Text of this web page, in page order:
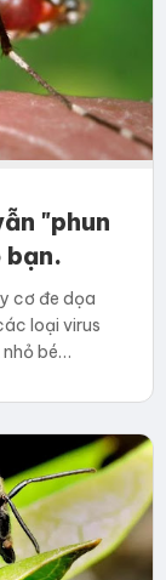
"phun
bạn.
cơ đe dọa
loại virus
nhỏ bé…